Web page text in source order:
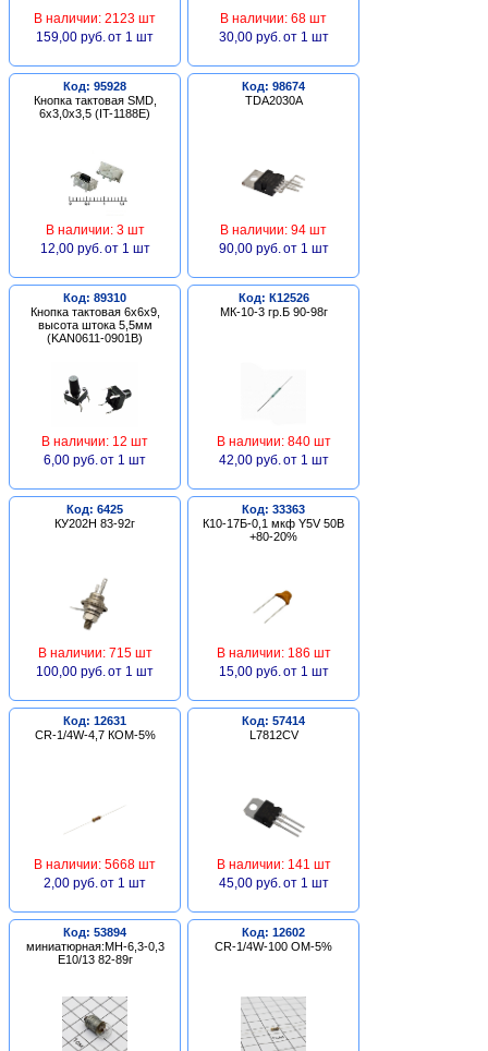
В наличии: 2123 шт
159,00 руб. от 1 шт
В наличии: 68 шт
30,00 руб. от 1 шт
Код: 95928
Кнопка тактовая SMD,
6х3,0х3,5 (IT-1188E)
В наличии: 3 шт
12,00 руб. от 1 шт
Код: 98674
TDA2030A
В наличии: 94 шт
90,00 руб. от 1 шт
Код: 89310
Кнопка тактовая 6х6х9,
высота штока 5,5мм
(KAN0611-0901B)
В наличии: 12 шт
6,00 руб. от 1 шт
Код: К12526
МК-10-3 гр.Б 90-98г
В наличии: 840 шт
42,00 руб. от 1 шт
Код: 6425
КУ202Н 83-92г
В наличии: 715 шт
100,00 руб. от 1 шт
Код: 33363
К10-17Б-0,1 мкф Y5V 50В
+80-20%
В наличии: 186 шт
15,00 руб. от 1 шт
Код: 12631
CR-1/4W-4,7 КОМ-5%
В наличии: 5668 шт
2,00 руб. от 1 шт
Код: 57414
L7812CV
В наличии: 141 шт
45,00 руб. от 1 шт
Код: 53894
миниатюрная:МН-6,3-0,3
Е10/13 82-89г
Код: 12602
CR-1/4W-100 ОМ-5%